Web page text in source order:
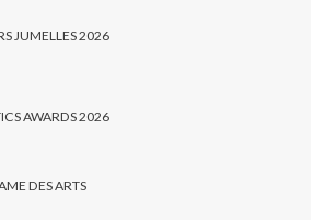
JUMELLES 2026
AWARDS 2026
DES ARTS